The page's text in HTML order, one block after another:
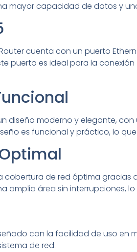
mayor capacidad de datos y
Router cuenta con un puerto
puerto es ideal para la
diseño moderno y elegante,
es funcional y práctico, lo
cobertura de red óptima gracias
amplia área sin interrupciones,
con la facilidad de uso en
de red.